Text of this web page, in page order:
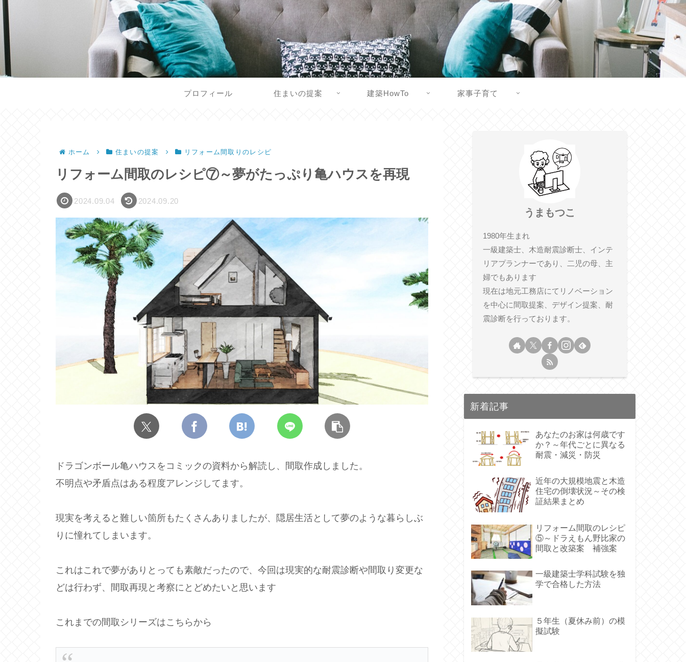
プロフィール 住まいの提案 建築HowTo 家事子育て
ホーム 住まいの提案 リフォーム間取りのレシピ
リフォーム間取のレシピ⑦～夢がたっぷり亀ハウスを再現
2024.09.04 2024.09.20
ドラゴンボール亀ハウスをコミックの資料から解読し、間取作成しました。
不明点や矛盾点はある程度アレンジしてます。
現実を考えると難しい箇所もたくさんありましたが、隠居生活として夢のような暮らしぶ
りに憧れてしまいます。
これはこれで夢がありとっても素敵だったので、今回は現実的な耐震診断や間取り変更な
どは行わず、間取再現と考察にとどめたいと思います
これまでの間取シリーズはこちらから
うまもつこ
1980年生まれ
一級建築士、木造耐震診断士、インテ
リアプランナーであり、二児の母、主
婦でもあります
現在は地元工務店にてリノベーション
を中心に間取提案、デザイン提案、耐
震診断を行っております。
新着記事
あなたのお家は何歳です
か？～年代ごとに異なる
耐震・減災・防災
近年の大規模地震と木造
住宅の倒壊状況～その検
証結果まとめ
リフォーム間取のレシピ
⑤～ドラえもん野比家の
間取と改築案 補強案
一級建築士学科試験を独
学で合格した方法
５年生（夏休み前）の模
擬試験